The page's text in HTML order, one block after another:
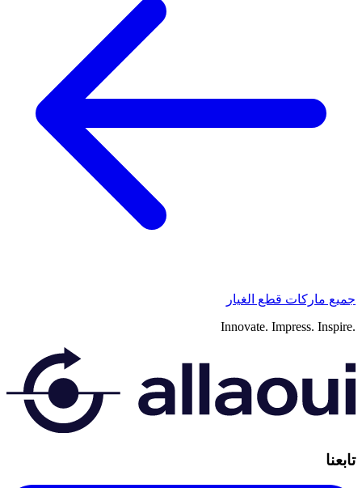
جميع ماركات قطع الغيار
Innovate. Impress. Inspire.
تابعنا